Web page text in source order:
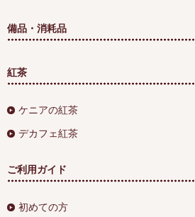
備品・消耗品
紅茶
ケニアの紅茶
デカフェ紅茶
ご利用ガイド
初めての方